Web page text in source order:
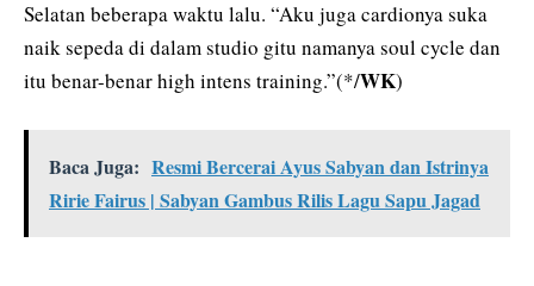
Selatan beberapa waktu lalu. “Aku juga cardionya suka
naik sepeda di dalam studio gitu namanya soul cycle dan
itu benar-benar high intens training.”(*/WK)
Baca Juga: Resmi Bercerai Ayus Sabyan dan Istrinya
Ririe Fairus | Sabyan Gambus Rilis Lagu Sapu Jagad